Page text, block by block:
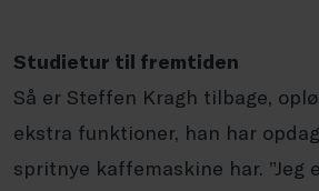
Studietur til fremtiden
Så er Steffen Kragh tilbage,
ekstra funktioner, han har
spritnye kaffemaskine har. ”Jeg